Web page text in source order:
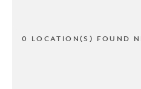
0 LOCATION(S) FOUND